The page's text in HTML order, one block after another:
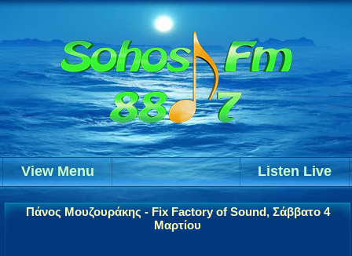
Listen Live
View Menu
Πάνος Μουζουράκης - Fix Factory of Sound, Σάββατο 4
Μαρτίου